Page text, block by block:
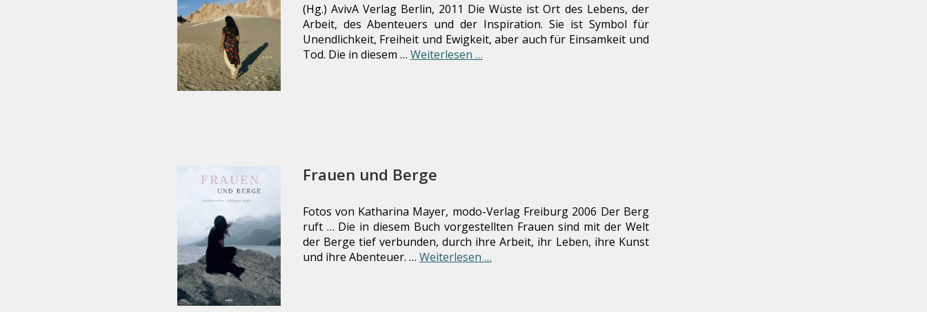
(Hg.) AvivA Verlag Berlin, 2011 Die Wüste ist Ort des Lebens, der
Arbeit, des Abenteuers und der Inspiration. Sie ist Symbol für
Unendlichkeit, Freiheit und Ewigkeit, aber auch für Einsamkeit und
Tod. Die in diesem … Weiterlesen …
Frauen und Berge
Fotos von Katharina Mayer, modo-Verlag Freiburg 2006 Der Berg
ruft … Die in diesem Buch vorgestellten Frauen sind mit der Welt
der Berge tief verbunden, durch ihre Arbeit, ihr Leben, ihre Kunst
und ihre Abenteuer. … Weiterlesen …